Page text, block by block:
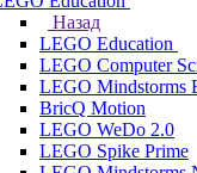
Назад
LEGO Education
LEGO Computer
LEGO Mindstorms
BricQ Motion
LEGO WeDo 2.0
LEGO Spike Prime